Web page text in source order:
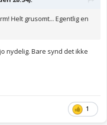
Helt grusomt... Egentlig en
nydelig. Bare synd det ikke
1